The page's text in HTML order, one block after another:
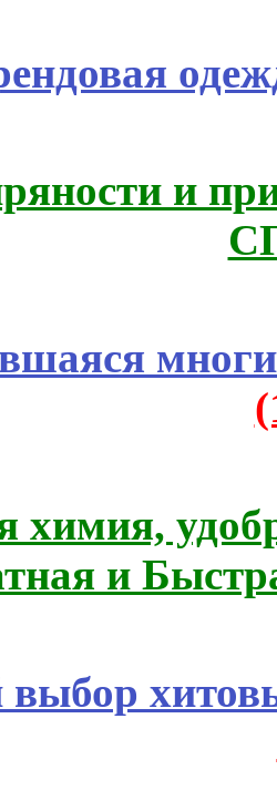
и
химия,
и